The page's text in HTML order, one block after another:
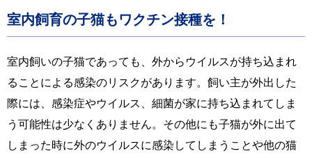
室内飼育の子猫もワクチン接種を！
室内飼いの子猫であっても、外からウイルスが持ち込まれ
ることによる感染のリスクがあります。飼い主が外出した
際には、感染症やウイルス、細菌が家に持ち込まれてしま
う可能性は少なくありません。その他にも子猫が外に出て
しまった時に外のウイルスに感染してしまうことや他の猫